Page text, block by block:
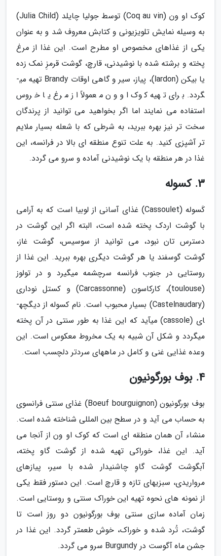
کوک او ون (Coq au vin) توسط جولیا چایلد (Julia Child)
به وسیله نمایش تلویزیونی و کتابش معروف شد و به عنوان
یکی از غذاهای مخصوص او مطرح است. این غذا از مرغ
پخته و برشته شده با نوشیدنی، قارچ، گوشت قرمزِ نمک زده
یا بیکن (lardon)، پیاز، سیر و گاهی اوقات Brandy تهیه می­
گردد. برای تهیه کوک او ون معمولاً از مرغ یا خروس
استفاده می نمایند اما اگر بخواهید می توانید از پرندگان
سخت تر نیز بهره ببرید، به شرطی که با شعله بسیار ملایم
تر آشپزی کنید. به علت تنوع منطقه ای بالا در فرانسه، این
غذا در هر منطقه با یک نوشیدنی آماده و سرو می گردد.
3. کسوله
کَسوله (Cassoulet) غذای آسانی از لوبیا است که به آرامی
با گوشت اردک پخته شده است، البته اگر این گوشت در
دسترس تان نبود، می توانید از سوسیس، گوشت غاز،
گوشت گوسفند یا هر گوشت دیگری بهره ببرید. این غذا از
روستایی در جنوب فرانسه سرچشمه می­گیرد و در تولوز
(toulouse)، کارکاسون (Carcassonne) و کستل نوداری
(Castelnaudary) بسیار محبوب است. نام کسوله از دیگچه­
ای (cassole) می­آید که این غذا به طور سنتی در آن پخته
می­گردد و شکل آن شبیه به یک مخروط معکوس است. این
وعده غذایی غنی و کامل در ماه­های سردتر دلچسب است.
4. بوف بورگونیون
بوف بورگونیون (Boeuf bourguignon) غذای سنتی فرانسوی
به حساب می آید و در سطح بین ­المللی شناخته شده است.
منشاء آن همان منطقه ای است که کوک او ون از آنجا می
آید. این غذا، خوراکی تهیه شده از گوشت گاو پخته،
آبگوشت گوشت گاوِ چاشنی­دار شده با سیر، پیازهای
مرواریدی، سبزی­های تازه و قارچ است. این دستور فقط یکی
از نمونه های نحوه تهیه این خوراک سنتی و روستایی است.
زمان آماده ­سازی سنتی بوف بورگونیون دو روز است تا
گوشت، تُرد شده و خوراک، خوش طعم­تر گردد. این غذا در
جشن ماه آگوست در Burgundy سرو می گردد.